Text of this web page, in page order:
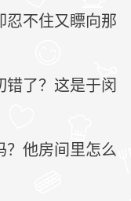
忍不住又瞟向那
了？这是于闵
？他房间里怎么